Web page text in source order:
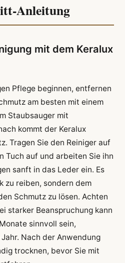
Anleitung
mit dem Keralux
Pflege beginnen, entfernen
am besten mit einem
Staubsauger mit
kommt der Keralux
Tragen Sie den Reiniger auf
Tuch auf und arbeiten Sie ihn
sanft in das Leder ein. Es
zu reiben, sondern dem
Schmutz zu lösen. Achten
starker Beanspruchung kann
sinnvoll sein,
Nach der Anwendung
trocknen, bevor Sie mit